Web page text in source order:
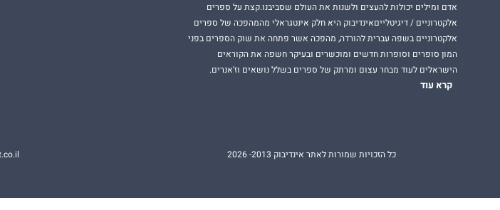
אדם ומילים יכולות להעצים ולשנות את העולם שסביבנו.קצת על ספרים
אלקטרוניים / דיגיטלייםאינדיבוק היא חלק אינטגראלי מהמהפכה של ספרים
אלקטרוניים בשפה עברית להורדה, מהפכה אשר פתחה את שוק הספרים בפני
המון סופרים וסופרות חדשים ומוכשרים ובעיקר חשפה את הקוראים
הישראלים לעוד מבחר עצום ומרתק של ספרים בשלל נושאים וז'אנרים.
קרא עוד
כל הזכויות שמורות לאתר אינדיבוק 2013- 2026